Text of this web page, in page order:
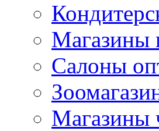
Магазины
Салоны
Магазины